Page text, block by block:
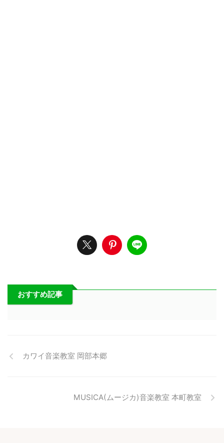
おすすめ記事
カワイ音楽教室 岡部本郷
MUSICA(ムージカ)音楽教室 本町教室